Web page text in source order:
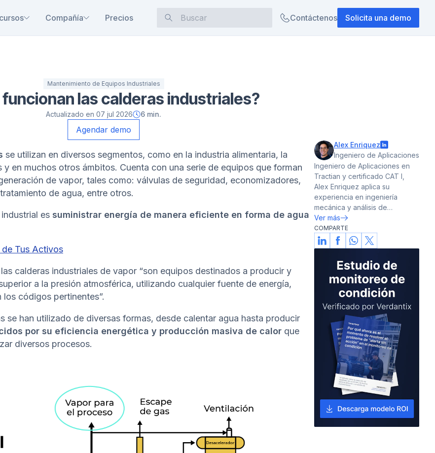
Compañía Precios Contáctenos Solicita una demo
Mantenimiento de Equipos Industriales
las calderas industriales?
Actualizado en 07 jul 2026 6 min.
Agendar demo
se utilizan en diversos segmentos, como en la industria alimentaria, la
en muchos otros ámbitos. Cuenta con una serie de equipos que forman
de vapor, tales como: válvulas de seguridad, economizadores,
de agua, entre otros.
es suministrar energía de manera eficiente en forma de agua
Tus Activos
calderas industriales de vapor “son equipos destinados a producir y
a la presión atmosférica, utilizando cualquier fuente de energía,
códigos pertinentes”.
se han utilizado de diversas formas, desde calentar agua hasta producir
por su eficiencia energética y producción masiva de calor que
diversos procesos.
Alex Enriquez
Ingeniero de Aplicaciones
Ingeniero de Aplicaciones en
Tractian y certificado CAT I,
Alex Enriquez aplica su
experiencia en ingeniería
mecánica y análisis de
vibraciones para transformar la
gestión de activos industriales.
Especialista en optimización de
procesos, lidera iniciativas que
maximizan la confiabilidad
operativa mediante el uso de
Inteligencia Artificial.
Ver más
COMPARTE